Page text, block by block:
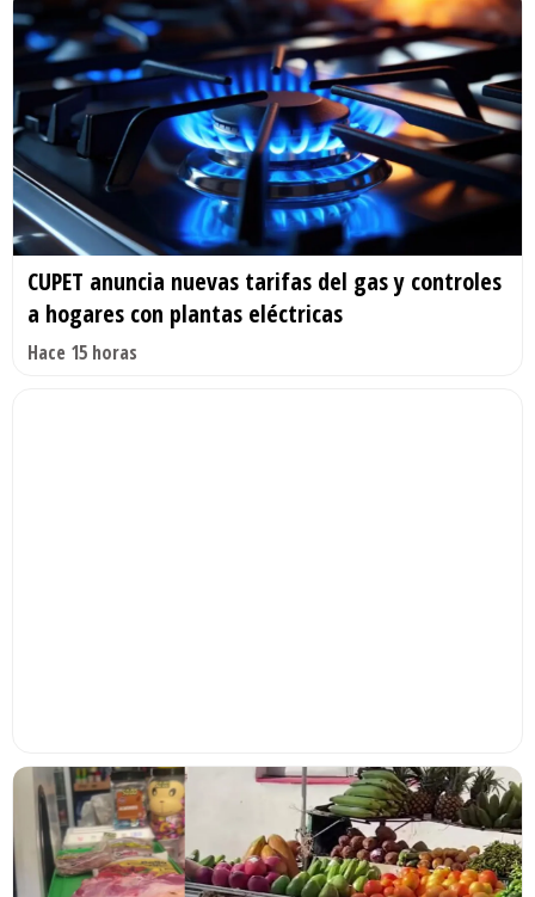
CUPET anuncia nuevas tarifas del gas y controles
a hogares con plantas eléctricas
Hace 15 horas